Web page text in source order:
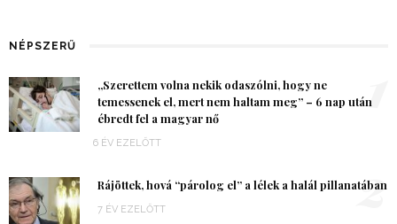
NÉPSZERŰ
„Szerettem volna nekik odaszólni, hogy ne
temessenek el, mert nem haltam meg” – 6 nap után
ébredt fel a magyar nő
6 ÉV EZELŐTT
1
Rájöttek, hová “párolog el” a lélek a halál pillanatában
7 ÉV EZELŐTT 2